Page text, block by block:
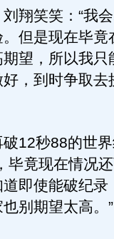
笑笑：“我会
但是现在毕竟
望，所以我只
，到时争取去
12秒88的世界
毕竟现在情况
即使能破纪录
别期望太高。”